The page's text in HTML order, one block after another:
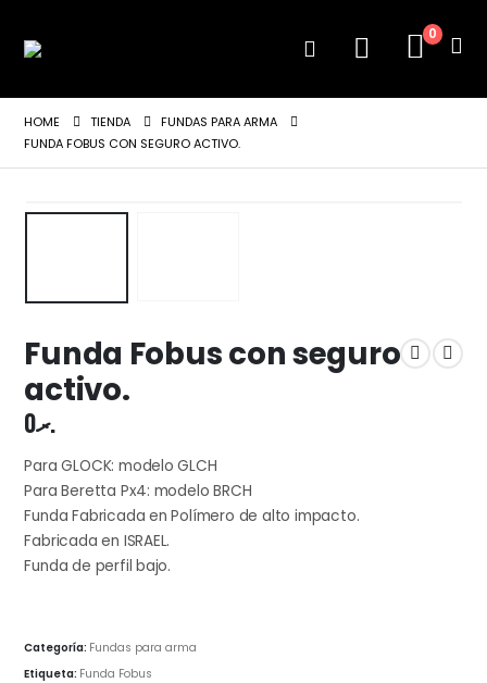
0
HOME TIENDA
FUNDAS PARA ARMA
FUNDA FOBUS CON SEGURO ACTIVO.
Funda Fobus con seguro
activo.
.ރ0
Para GLOCK: modelo GLCH
Para Beretta Px4: modelo BRCH
Funda Fabricada en Polímero de alto impacto.
Fabricada en ISRAEL.
Funda de perfil bajo.
Categoría: Fundas para arma
Etiqueta: Funda Fobus